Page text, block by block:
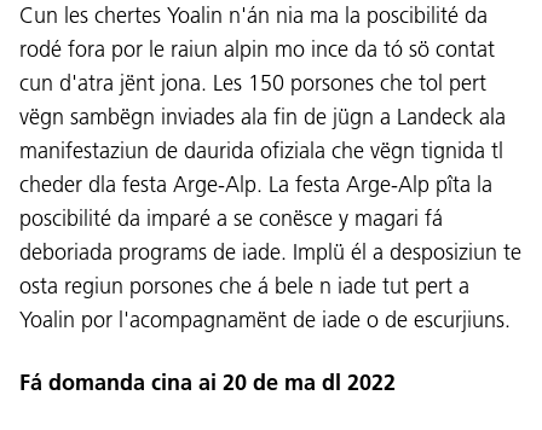
Cun les chertes Yoalin n'án nia ma la poscibilité da
rodé fora por le raiun alpin mo ince da tó sö contat
cun d'atra jënt jona. Les 150 porsones che tol pert
vëgn sambëgn inviades ala fin de jügn a Landeck ala
manifestaziun de daurida ofiziala che vëgn tignida tl
cheder dla festa Arge-Alp. La festa Arge-Alp pîta la
poscibilité da imparé a se conësce y magari fá
deboriada programs de iade. Implü él a desposiziun te
osta regiun porsones che á bele n iade tut pert a
Yoalin por l'acompagnamënt de iade o de escurjiuns.
Fá domanda cina ai 20 de ma dl 2022